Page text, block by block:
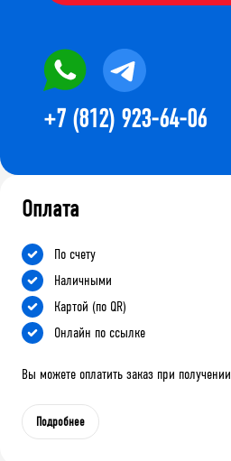
+7 (812) 923-64-06
Оплата
По счету
Наличными
Картой (по QR)
Онлайн по ссылке
Вы можете оплатить заказ при получении
Подробнее